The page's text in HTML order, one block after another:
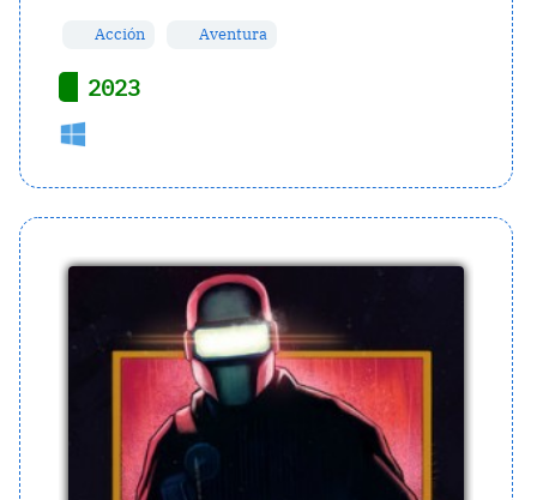
Acción Aventura
2023